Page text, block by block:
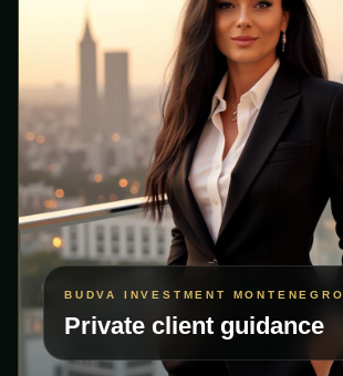
BUDVA INVESTMENT MONTENEGRO
Private client guidance